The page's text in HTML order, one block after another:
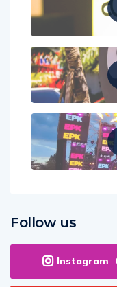
Follow us
Instagram